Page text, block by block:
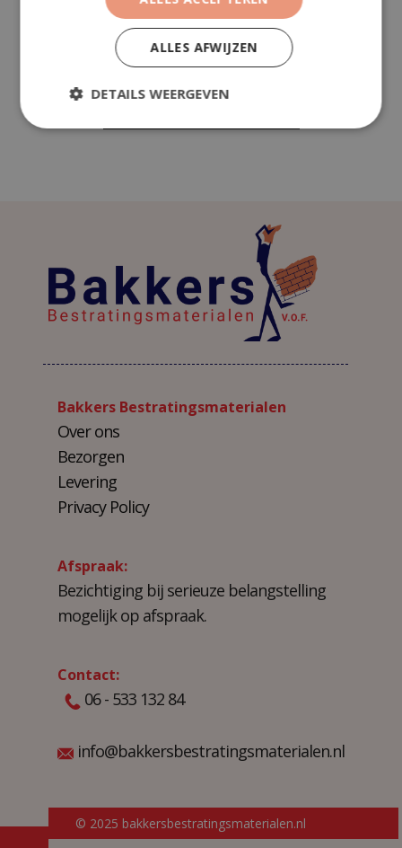
Totaal (incl. btw) 48,70
© 2025 bakkersbestratingsmaterialen.nl
Bakkers Bestratingsmaterialen
Over ons
Bezorgen
Levering
Privacy Policy
Afspraak:
Bezichtiging bij serieuze belangstelling
mogelijk op afspraak.
Contact:
06 - 533 132 84
info@bakkersbestratingsmaterialen.nl
ALLES AFWIJZEN
DETAILS WEERGEVEN